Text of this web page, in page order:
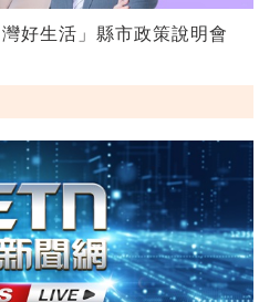
好生活」縣市政策說明會